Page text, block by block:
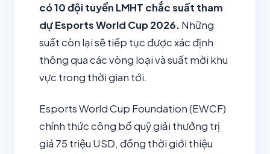
có 10 đội tuyển LMHT chắc suất tham
dự Esports World Cup 2026. Những
suất còn lại sẽ tiếp tục được xác định
thông qua các vòng loại và suất mời khu
vực trong thời gian tới.
Esports World Cup Foundation (EWCF)
chính thức công bố quỹ giải thưởng trị
giá 75 triệu USD, đồng thời giới thiệu